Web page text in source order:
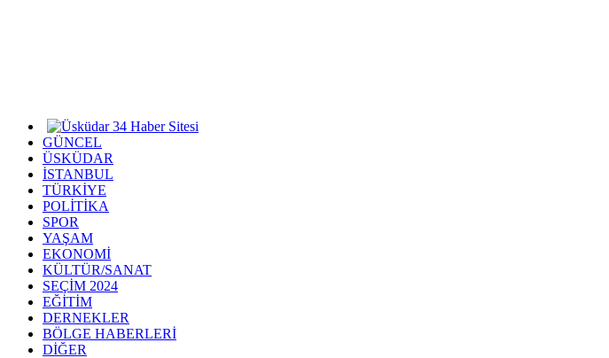
GÜNCEL
ÜSKÜDAR
İSTANBUL
TÜRKİYE
POLİTİKA
SPOR
YAŞAM
EKONOMİ
KÜLTÜR/SANAT
SEÇİM 2024
EĞİTİM
DERNEKLER
BÖLGE HABERLERİ
DİĞER